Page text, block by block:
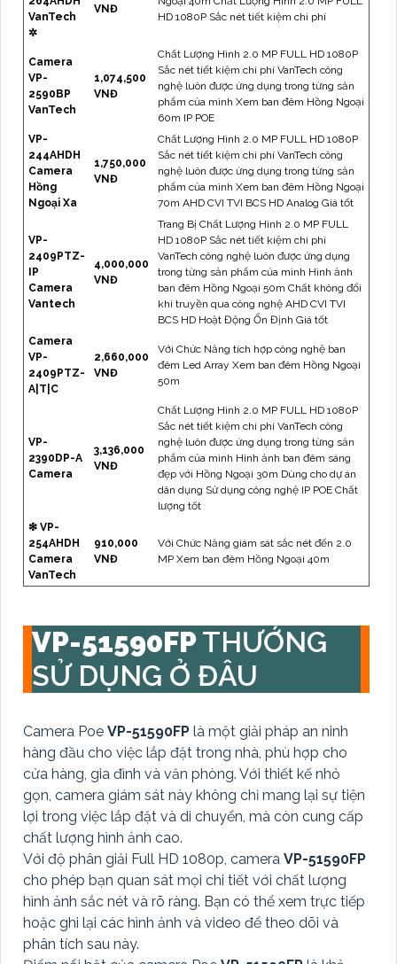
VanTech
✲
VNĐ
HD 1080P Sắc nét tiết kiệm chi phí
Camera
VP-
2590BP
VanTech
1,074,500
VNĐ
Chất Lượng Hình 2.0 MP FULL HD 1080P
Sắc nét tiết kiệm chi phí VanTech công
nghệ luôn được ứng dụng trong từng sản
phẩm của mình Xem ban đêm Hồng Ngoại
60m IP POE
VP-
244AHDH
Camera
Hồng
Ngoại Xa
1,750,000
VNĐ
Chất Lượng Hình 2.0 MP FULL HD 1080P
Sắc nét tiết kiệm chi phí VanTech công
nghệ luôn được ứng dụng trong từng sản
phẩm của mình Xem ban đêm Hồng Ngoại
70m AHD CVI TVI BCS HD Analog Giá tốt
VP-
2409PTZ-
IP
Camera
Vantech
4,000,000
VNĐ
Trang Bị Chất Lượng Hình 2.0 MP FULL
HD 1080P Sắc nét tiết kiệm chi phí
VanTech công nghệ luôn được ứng dụng
trong từng sản phẩm của mình Hình ảnh
ban đêm Hồng Ngoại 50m Chất không đổi
khi truyền qua công nghệ AHD CVI TVI
BCS HD Hoặt Động Ổn Định Giá tốt
Camera
VP-
2409PTZ-
A|T|C
2,660,000
VNĐ
Với Chức Năng tích hợp công nghệ ban
đêm Led Array Xem ban đêm Hồng Ngoại
50m
VP-
2390DP-A
Camera
3,136,000
VNĐ
Chất Lượng Hình 2.0 MP FULL HD 1080P
Sắc nét tiết kiệm chi phí VanTech công
nghệ luôn được ứng dụng trong từng sản
phẩm của mình Hình ảnh ban đêm sáng
đẹp với Hồng Ngoại 30m Dùng cho dự án
dân dụng Sử dụng công nghệ IP POE Chất
lượng tốt
❇ VP-
254AHDH
Camera
VanTech
910,000
VNĐ
Với Chức Năng giám sát sắc nét đến 2.0
MP Xem ban đêm Hồng Ngoại 40m
VP-51590FPTHƯỚNG
SỬ DỤNG Ở ĐÂU
Camera Poe VP-51590FP là một giải pháp an ninh
hàng đầu cho việc lắp đặt trong nhà, phù hợp cho
cửa hàng, gia đình và văn phòng. Với thiết kế nhỏ
gọn, camera giám sát này không chỉ mang lại sự tiện
lợi trong việc lắp đặt và di chuyển, mà còn cung cấp
chất lượng hình ảnh cao.
Với độ phân giải Full HD 1080p, camera VP-51590FP
cho phép bạn quan sát mọi chi tiết với chất lượng
hình ảnh sắc nét và rõ ràng. Bạn có thể xem trực tiếp
hoặc ghi lại các hình ảnh và video để theo dõi và
phân tích sau này.